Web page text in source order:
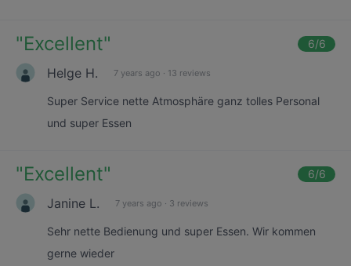
"Excellent" 6/6
Helge H. 7 years ago · 13 reviews
Super Service nette Atmosphäre ganz tolles Personal
und super Essen
"Excellent" 6/6
Janine L. 7 years ago · 3 reviews
Sehr nette Bedienung und super Essen. Wir kommen
gerne wieder